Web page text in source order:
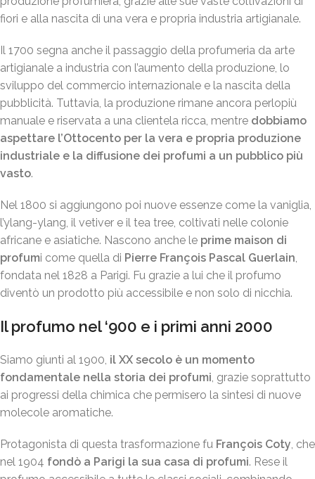
fiori e alla nascita di una vera e propria industria artigianale.
Il 1700 segna anche il passaggio della profumeria da arte
artigianale a industria con l’aumento della produzione, lo
sviluppo del commercio internazionale e la nascita della
pubblicità. Tuttavia, la produzione rimane ancora perlopiù
manuale e riservata a una clientela ricca, mentre dobbiamo
aspettare l’Ottocento per la vera e propria produzione
industriale e la diffusione dei profumi a un pubblico più
vasto.
Nel 1800 si aggiungono poi nuove essenze come la vaniglia,
l’ylang-ylang, il vetiver e il tea tree, coltivati nelle colonie
africane e asiatiche. Nascono anche le prime maison di
profumi come quella di Pierre François Pascal Guerlain
fondata nel 1828 a Parigi. Fu grazie a lui che il profumo
diventò un prodotto più accessibile e non solo di nicchia.
Il profumo nel ‘900 e i primi anni 2000
Siamo giunti al 1900, il XX secolo è un momento
fondamentale nella storia dei profumi , grazie soprattutto
ai progressi della chimica che permisero la sintesi di nuove
molecole aromatiche.
Protagonista di questa trasformazione fu François Coty , che
nel 1904 fondò a Parigi la sua casa di profumi. Rese il